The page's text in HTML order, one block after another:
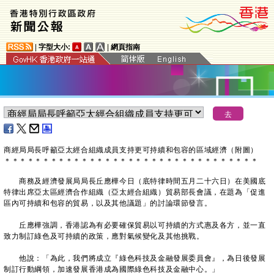
字型大小: 網頁指南
​商經局局長呼籲亞太經合組織成員支持更可持續和包容的區域經濟（附圖）
＊ ＊ ＊ ＊ ＊ ＊ ＊ ＊ ＊ ＊ ＊ ＊ ＊ ＊ ＊ ＊ ＊ ＊ ＊ ＊ ＊ ＊ ＊ ＊ ＊ ＊ ＊ ＊ ＊ ＊ ＊ ＊ ＊
商務及經濟發展局局長丘應樺今日（底特律時間五月二十六日）在美國底
特律出席亞太區經濟合作組織（亞太經合組織）貿易部長會議，在題為「促進
區內可持續和包容的貿易，以及其他議題」的討論環節發言。
丘應樺強調，香港認為有必要確保貿易以可持續的方式惠及各方，並一直
致力制訂綠色及可持續的政策，應對氣候變化及其他挑戰。
他說：「為此，我們將成立『綠色科技及金融發展委員會』，為日後發展
制訂行動綱領，加速發展香港成為國際綠色科技及金融中心。」